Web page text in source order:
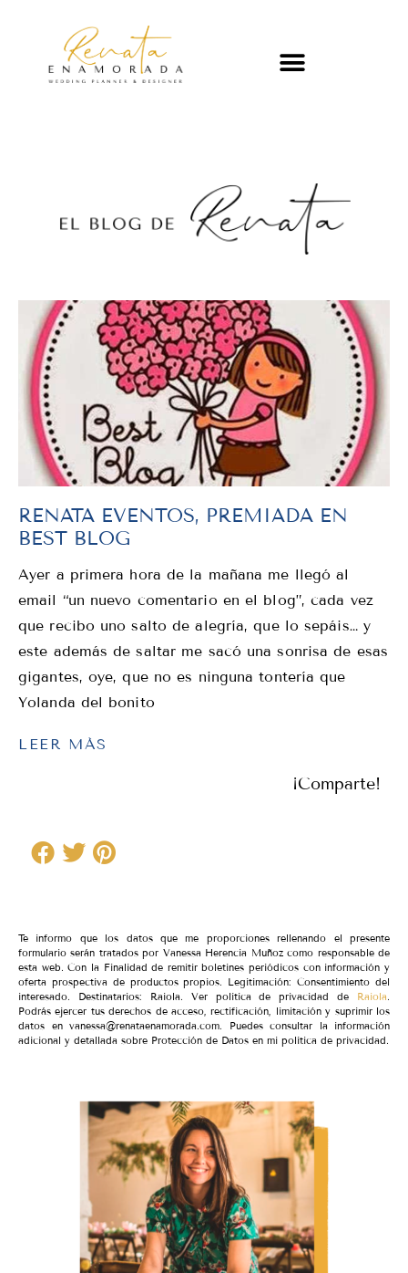
RENATA EVENTOS, PREMIADA EN
BEST BLOG
Ayer a primera hora de la mañana me llegó al
email “un nuevo comentario en el blog”, cada vez
que recibo uno salto de alegría, que lo sepáis… y
este además de saltar me sacó una sonrisa de esas
gigantes, oye, que no es ninguna tontería que
Yolanda del bonito
LEER MÁS
¡Comparte!
Te informo que los datos que me proporciones rellenando el presente
formulario serán tratados por Vanessa Herencia Muñoz como responsable de
esta web. Con la Finalidad de remitir boletines periódicos con información y
oferta prospectiva de productos propios. Legitimación: Consentimiento del
interesado. Destinatarios: Raiola. Ver política de privacidad de Raiola.
Podrás ejercer tus derechos de acceso, rectificación, limitación y suprimir los
datos en vanessa@renataenamorada.com. Puedes consultar la información
adicional y detallada sobre Protección de Datos en mi política de privacidad.